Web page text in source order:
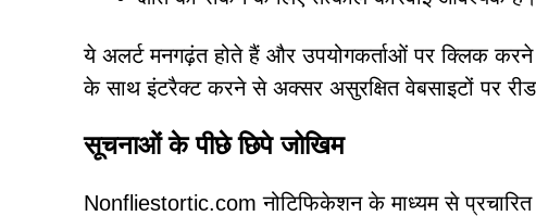
ये अलर्ट मनगढ़ंत होते हैं और उपयोगकर्ताओं पर क्लिक
के साथ इंटरैक्ट करने से अक्सर असुरक्षित वेबसाइटों पर
सूचनाओं के पीछे छिपे जोखिम
Nonfliestortic.com नोटिफिकेशन के माध्यम से